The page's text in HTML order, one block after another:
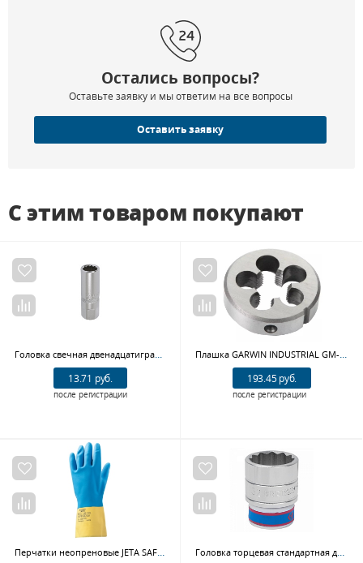
Остались вопросы?
Оставьте заявку и мы ответим на все вопросы
Оставить заявку
С этим товаром покупают
Головка свечная двенадцатигранная 1/2", 14 мм МАСТАК 002-42014
13.71 руб.
после регистрации
Плашка GARWIN INDUSTRIAL GM-DF27200 (Mf 27x2, HSS, DIN 223, 6g, 65x18 мм)
193.45 руб.
после регистрации
Перчатки неопреновые JETA SAFETY JNE711 (12 пар) Головка торцевая стандартная двенадцатигранная 3/4", 32 мм KING TONY 633032M